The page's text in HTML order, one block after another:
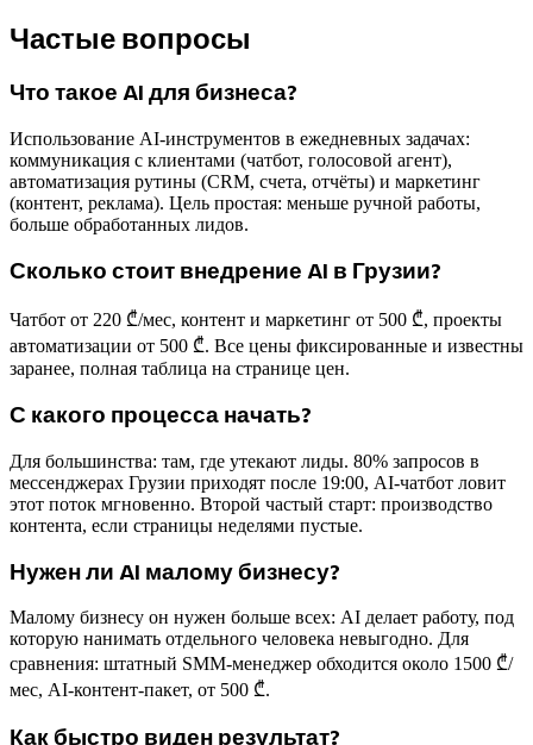
Частые вопросы
Что такое AI для бизнеса?
Использование AI-инструментов в ежедневных задачах:
коммуникация с клиентами (чатбот, голосовой агент),
автоматизация рутины (CRM, счета, отчёты) и маркетинг
(контент, реклама). Цель простая: меньше ручной работы,
больше обработанных лидов.
Сколько стоит внедрение AI в Грузии?
Чатбот от 220 ₾/мес, контент и маркетинг от 500 ₾, проекты
автоматизации от 500 ₾. Все цены фиксированные и известны
заранее, полная таблица на странице цен.
С какого процесса начать?
Для большинства: там, где утекают лиды. 80% запросов в
мессенджерах Грузии приходят после 19:00, AI-чатбот ловит
этот поток мгновенно. Второй частый старт: производство
контента, если страницы неделями пустые.
Нужен ли AI малому бизнесу?
Малому бизнесу он нужен больше всех: AI делает работу, под
которую нанимать отдельного человека невыгодно. Для
сравнения: штатный SMM-менеджер обходится около 1500 ₾/
мес, AI-контент-пакет, от 500 ₾.
Как быстро виден результат?